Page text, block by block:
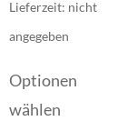
Lieferzeit: nicht
angegeben
Optionen
wählen